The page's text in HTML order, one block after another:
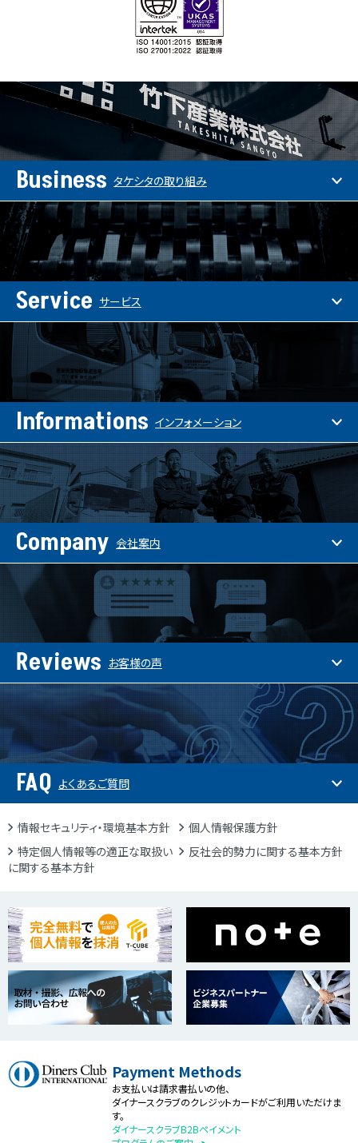
Business タケシタの取り組み
Service サービス
Informations インフォメーション
Company 会社案内
Reviews お客様の声
FAQ よくあるご質問
情報セキュリティ・環境基本方針
個人情報保護方針
特定個人情報等の適正な取扱い
に関する基本方針
反社会的勢力に関する基本方針
Payment Methods
お支払いは請求書払いの他、
ダイナースクラブのクレジットカードがご利用いただけま
す。
ダイナースクラブB2Bペイメント